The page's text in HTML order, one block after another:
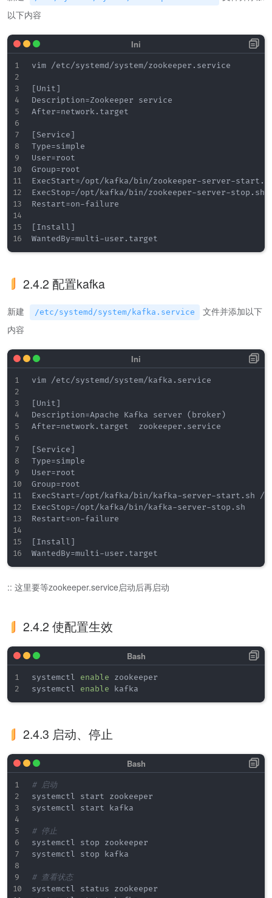
以下内容
vim /etc/systemd/system/zookeeper.service
[Unit]
Description=Zookeeper service
After=network.target
[Service]
Type=simple
User=root
Group=root
ExecStart=/opt/kafka/bin/zookeeper-server-
ExecStop=/opt/kafka/bin/zookeeper-server-stop.sh
Restart=on-failure
[Install]
2.4.2 配置kafka
新建 /etc/systemd/system/kafka.service
文件并添加以下
内容
vim /etc/systemd/system/kafka.service
[Unit]
Description=Apache Kafka server (broker)
After=network.target  zookeeper.service
[Service]
Type=simple
User=root
Group=root
ExecStart=/opt/kafka/bin/kafka-server-start.sh /
ExecStop=/opt/kafka/bin/kafka-server-stop.sh
Restart=on-failure
[Install]
:: 这里要等zookeeper.service启动后再启动
2.4.2 使配置生效
systemctl enable zookeeper
systemctl enable
2.4.3 启动、停止
# 启动
systemctl start zookeeper
systemctl start kafka
# 停止
systemctl stop zookeeper
systemctl stop kafka
# 查看状态
systemctl status zookeeper